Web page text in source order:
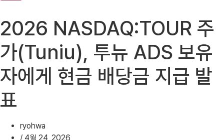
2026 NASDAQ:TOUR 주
가(Tuniu), 투뉴 ADS 보유
자에게 현금 배당금 지급 발
표
ryohwa
/ 4월 24, 2026